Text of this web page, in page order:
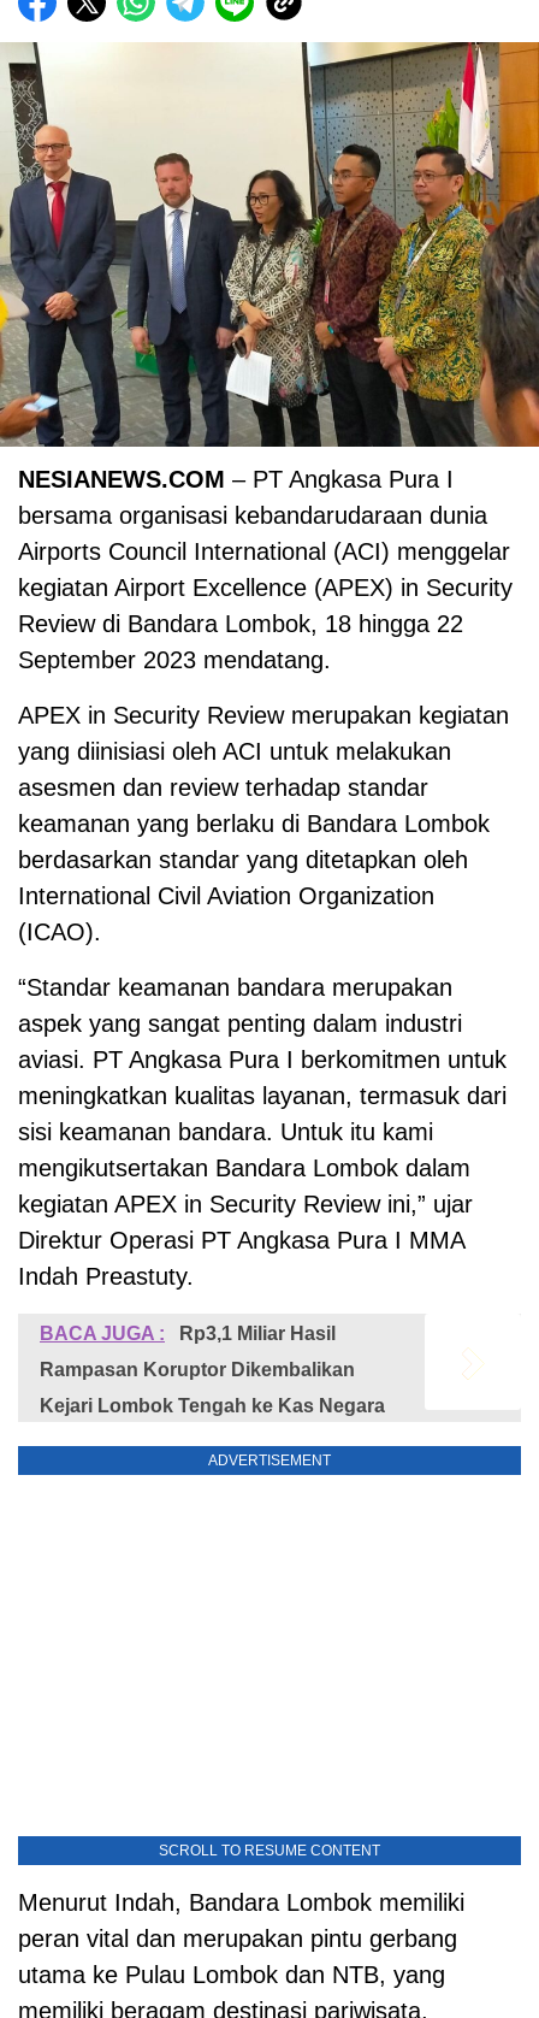
NESIANEWS.COM – PT Angkasa Pura I
bersama organisasi kebandarudaraan dunia
Airports Council International (ACI) menggelar
kegiatan Airport Excellence (APEX) in Security
Review di Bandara Lombok, 18 hingga 22
September 2023 mendatang.
APEX in Security Review merupakan kegiatan
yang diinisiasi oleh ACI untuk melakukan
asesmen dan review terhadap standar
keamanan yang berlaku di Bandara Lombok
berdasarkan standar yang ditetapkan oleh
International Civil Aviation Organization
(ICAO).
“Standar keamanan bandara merupakan
aspek yang sangat penting dalam industri
aviasi. PT Angkasa Pura I berkomitmen untuk
meningkatkan kualitas layanan, termasuk dari
sisi keamanan bandara. Untuk itu kami
mengikutsertakan Bandara Lombok dalam
kegiatan APEX in Security Review ini,” ujar
Direktur Operasi PT Angkasa Pura I MMA
Indah Preastuty.
BACA JUGA :
Rp3,1 Miliar Hasil
Rampasan Koruptor Dikembalikan
Kejari Lombok Tengah ke Kas Negara
ADVERTISEMENT
SCROLL TO RESUME CONTENT
Menurut Indah, Bandara Lombok memiliki
peran vital dan merupakan pintu gerbang
utama ke Pulau Lombok dan NTB, yang
memiliki beragam destinasi pariwisata,